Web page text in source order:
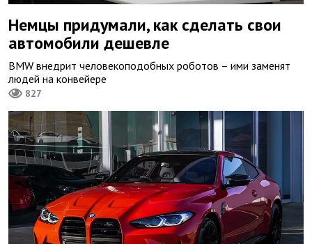
Немцы придумали, как сделать свои
автомобили дешевле
BMW внедрит человекоподобных роботов – ими заменят
людей на конвейере
827